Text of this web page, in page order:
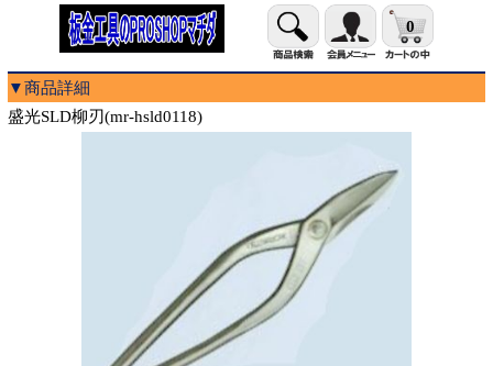
0
▼商品詳細
盛光SLD柳刃(mr-hsld0118)